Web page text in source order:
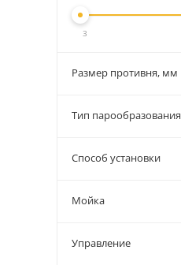
3
Размер противня, мм
Тип парообразования
Способ установки
Мойка
Управление